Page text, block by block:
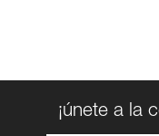
¡únete a la